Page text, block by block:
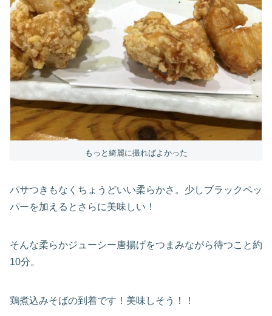
もっと綺麗に撮ればよかった
パサつきもなくちょうどいい柔らかさ。少しブラックペッ
パーを加えるとさらに美味しい！
そんな柔らかジューシー唐揚げをつまみながら待つこと約
10分。
鶏煮込みそばの到着です！美味しそう！！